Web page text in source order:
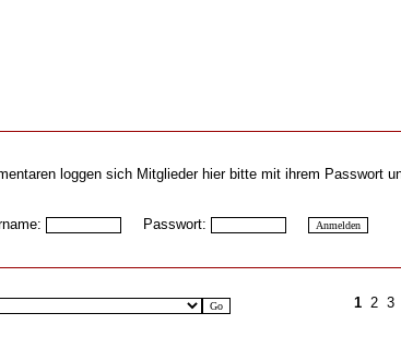
loggen sich Mitglieder hier bitte mit ihrem Passwort
Passwort:
1 2 3